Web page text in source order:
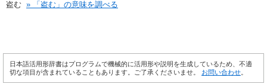
盗む » 「盗む」の意味を調べる
日本語活用形辞書はプログラムで機械的に活用形や説明を生成しているため、不適
切な項目が含まれていることもあります。ご了承くださいませ。 お問い合わせ